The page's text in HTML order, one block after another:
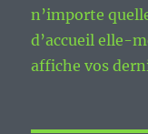
n’importe
d’accueil elle-
affiche vos